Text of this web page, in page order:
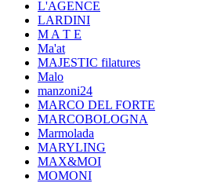
L'AGENCE
LARDINI
M A T E
Ma'at
MAJESTIC filatures
Malo
manzoni24
MARCO DEL FORTE
MARCOBOLOGNA
Marmolada
MARYLING
MAX&MOI
MOMONI